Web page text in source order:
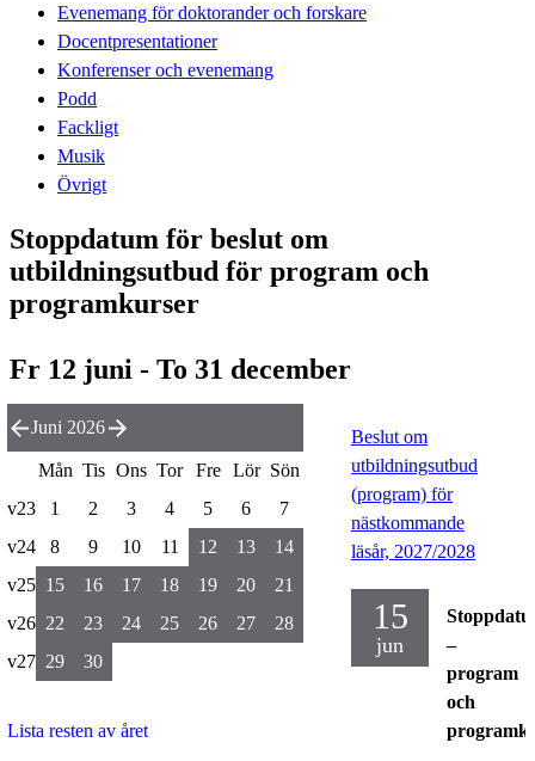
Evenemang för doktorander och forskare
Docentpresentationer
Konferenser och evenemang
Podd
Fackligt
Musik
Övrigt
Stoppdatum för beslut om
utbildningsutbud för program och
programkurser
Fr 12 juni - To 31 december
Beslut om
utbildningsutbud
(program) för
nästkommande
läsår, 2027/2028
15
jun
–
program
och
Juni 2026
Mån Tis Ons Tor Fre Lör Sön
v23
1 2 3 4 5 6
7
v24
8 9 10 11 12 13
14
v25 15 16 17 18 19 20
21
v26 22 23 24 25 26 27
28
v27 29 30
Lista resten av året